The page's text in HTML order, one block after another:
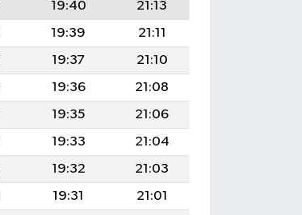
19:40
21:13
19:39
21:11
19:37
21:10
19:36
21:08
19:35
21:06
19:33
21:04
19:32
21:03
19:31
21:01